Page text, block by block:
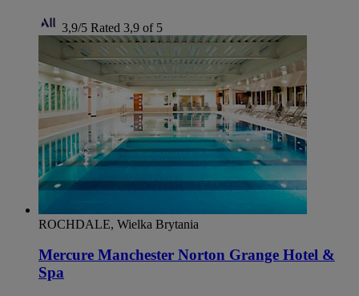
3,9/5 Rated 3,9 of 5
ROCHDALE, Wielka Brytania
Mercure Manchester Norton Grange Hotel &
Spa